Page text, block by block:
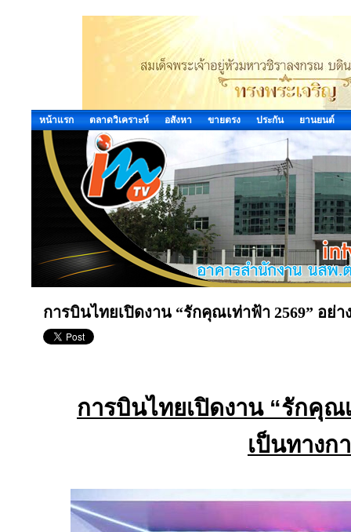
หน้าแรก ตลาดวิเคราะห์ อสังหา ขายตรง ประกัน ยานยนต์
การบินไทยเปิดงาน “รักคุณเท่าฟ้า 2569” อย่า
การบินไทยเปิดงาน “รักคุ
เป็นทางก